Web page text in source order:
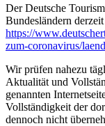
Der Deutsche
Bundesländern
https://
zum-coronavirus/­
Wir prüfen nahezu
Aktualität und
genannten
Vollständigkeit der
dennoch nicht